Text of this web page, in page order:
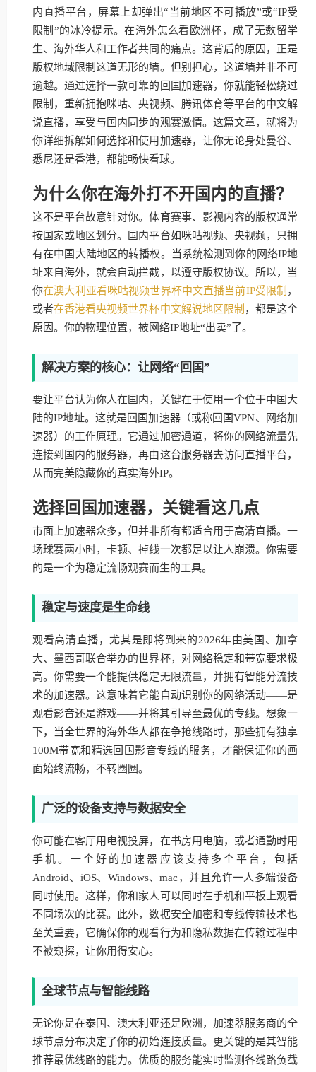
内直播平台，屏幕上却弹出“当前地区不可播放”或“IP受
限制”的冰冷提示。在海外怎么看欧洲杯，成了无数留学
生、海外华人和工作者共同的痛点。这背后的原因，正是
版权地域限制这道无形的墙。但别担心，这道墙并非不可
逾越。通过选择一款可靠的回国加速器，你就能轻松绕过
限制，重新拥抱咪咕、央视频、腾讯体育等平台的中文解
说直播，享受与国内同步的观赛激情。这篇文章，就将为
你详细拆解如何选择和使用加速器，让你无论身处曼谷、
悉尼还是香港，都能畅快看球。
为什么你在海外打不开国内的直播？
这不是平台故意针对你。体育赛事、影视内容的版权通常
按国家或地区划分。国内平台如咪咕视频、央视频，只拥
有在中国大陆地区的转播权。当系统检测到你的网络IP地
址来自海外，就会自动拦截，以遵守版权协议。所以，当
你在澳大利亚看咪咕视频世界杯中文直播当前IP受限制 ，
或者在香港看央视频世界杯中文解说地区限制 ，都是这个
原因。你的物理位置，被网络IP地址“出卖”了。
解决方案的核心：让网络“回国”
要让平台认为你人在国内，关键在于使用一个位于中国大
陆的IP地址。这就是回国加速器（或称回国VPN、网络加
速器）的工作原理。它通过加密通道，将你的网络流量先
连接到国内的服务器，再由这台服务器去访问直播平台，
从而完美隐藏你的真实海外IP。
选择回国加速器，关键看这几点
市面上加速器众多，但并非所有都适合用于高清直播。一
场球赛两小时，卡顿、掉线一次都足以让人崩溃。你需要
的是一个为稳定流畅观赛而生的工具。
稳定与速度是生命线
观看高清直播，尤其是即将到来的2026年由美国、加拿
大、墨西哥联合举办的世界杯，对网络稳定和带宽要求极
高。你需要一个能提供稳定无限流量，并拥有智能分流技
术的加速器。这意味着它能自动识别你的网络活动——是
观看影音还是游戏——并将其引导至最优的专线。想象一
下，当全世界的海外华人都在争抢线路时，那些拥有独享
100M带宽和精选回国影音专线的服务，才能保证你的画
面始终流畅，不转圈圈。
广泛的设备支持与数据安全
你可能在客厅用电视投屏，在书房用电脑，或者通勤时用
手机。一个好的加速器应该支持多个平台，包括
Android、iOS、Windows、mac，并且允许一人多端设备
同时使用。这样，你和家人可以同时在手机和平板上观看
不同场次的比赛。此外，数据安全加密和专线传输技术也
至关重要，它确保你的观看行为和隐私数据在传输过程中
不被窥探，让你用得安心。
全球节点与智能线路
无论你是在泰国、澳大利亚还是欧洲，加速器服务商的全
球节点分布决定了你的初始连接质量。更关键的是其智能
推荐最优线路的能力。优质的服务能实时监测各线路负载